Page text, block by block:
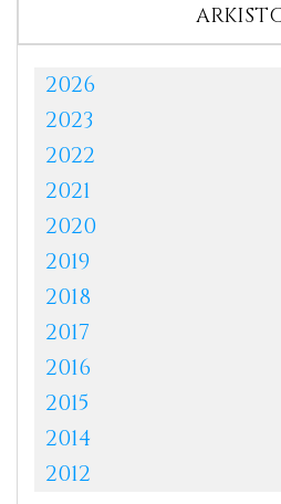
2026
2023
2022
2021
2020
2019
2018
2017
2016
2015
2014
2012